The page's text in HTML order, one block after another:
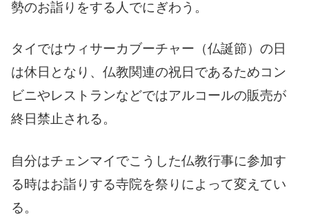
勢のお詣りをする人でにぎわう。
タイではウィサーカブーチャー（仏誕節）の日
は休日となり、仏教関連の祝日であるためコン
ビニやレストランなどではアルコールの販売が
終日禁止される。
自分はチェンマイでこうした仏教行事に参加す
る時はお詣りする寺院を祭りによって変えてい
る。